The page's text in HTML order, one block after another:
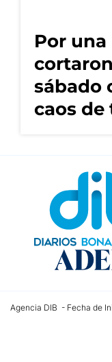
Por
sábado
caos
Agencia DIB - Fecha de